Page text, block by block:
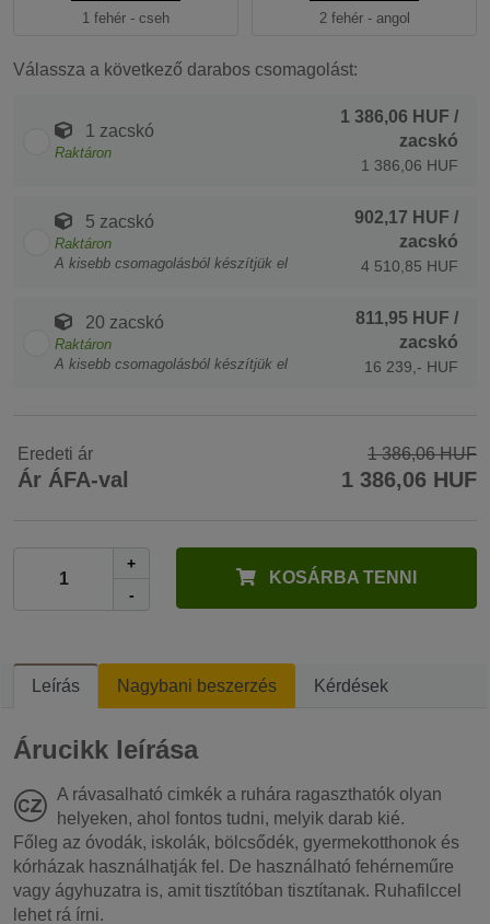
1 fehér - cseh 2 fehér - angol
Válassza a következő darabos csomagolást:
1 zacskó
Raktáron
1 386,06 HUF /
zacskó
1 386,06 HUF
5 zacskó
Raktáron
A kisebb csomagolásból készítjük el
902,17 HUF /
zacskó
4 510,85 HUF
20 zacskó
Raktáron
A kisebb csomagolásból készítjük el
811,95 HUF /
zacskó
16 239,- HUF
Eredeti ár 1 386,06 HUF
Ár ÁFA-val 1 386,06 HUF
+
-
KOSÁRBA TENNI
Leírás Nagybani beszerzés Kérdések
Árucikk leírása
A rávasalható cimkék a ruhára ragaszthatók olyan
helyeken, ahol fontos tudni, melyik darab kié.
Főleg az óvodák, iskolák, bölcsődék, gyermekotthonok és
kórházak használhatják fel. De használható fehérneműre
vagy ágyhuzatra is, amit tisztítóban tisztítanak. Ruhafilccel
lehet rá írni.